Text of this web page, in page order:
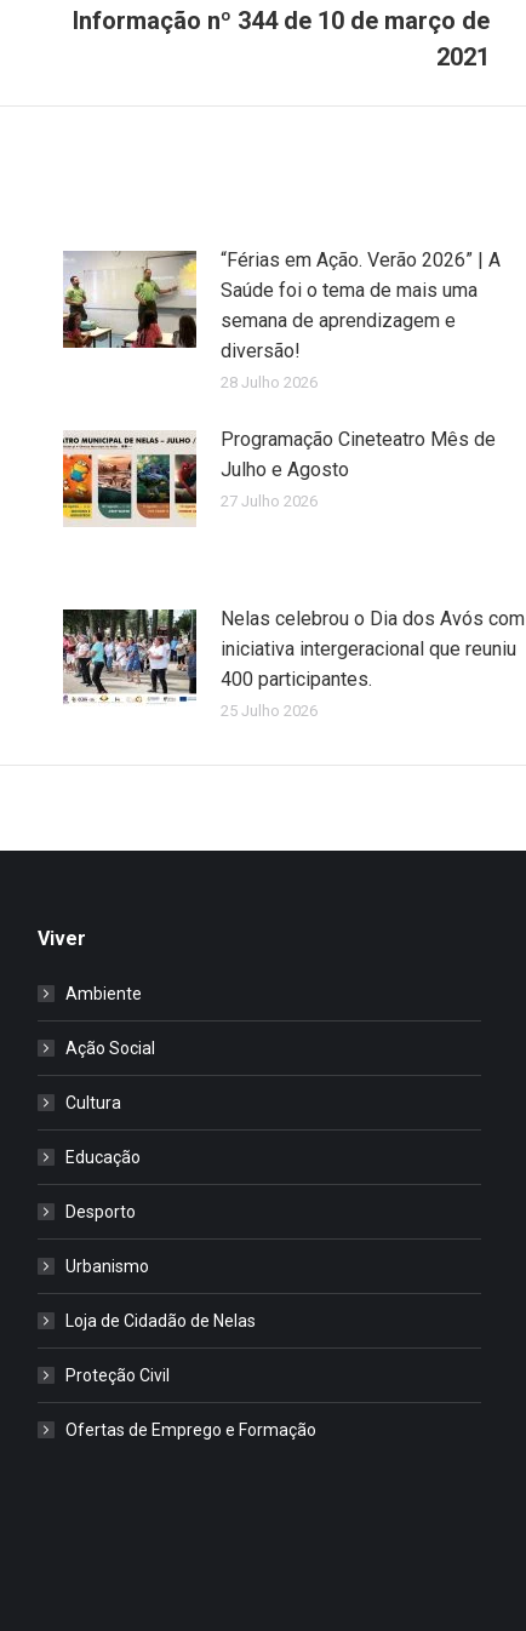
post:
Informação nº 344 de 10 de março de
2021
“Férias em Ação. Verão 2026” | A
Saúde foi o tema de mais uma
semana de aprendizagem e
diversão!
28 Julho 2026
Programação Cineteatro Mês de
Julho e Agosto
27 Julho 2026
Nelas celebrou o Dia dos Avós com
iniciativa intergeracional que reuniu
400 participantes.
25 Julho 2026
Viver
Ambiente
Ação Social
Cultura
Educação
Desporto
Urbanismo
Loja de Cidadão de Nelas
Proteção Civil
Ofertas de Emprego e Formação